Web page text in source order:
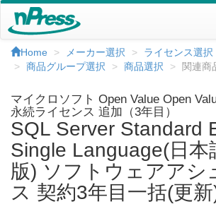
Home メーカー選択
ライセンス選択
商品グループ選択
商品選択 関連商
マイクロソフト Open Value Open
永続ライセンス 追加（3年目）
SQL Server Standard
Single Language(日本
版) ソフトウェアアシ
ス 契約3年目一括(更